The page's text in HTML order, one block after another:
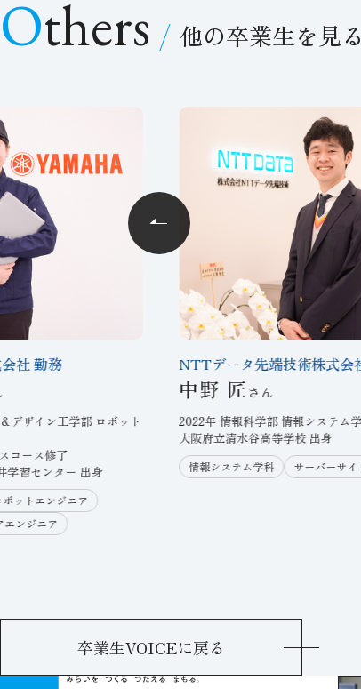
Others 他の卒業生を見る
社 勤務
デザイン工学部 ロボット
コース修了
学習センター 出身
ボットエンジニア
エンジニア
NTTデータ先端技術株式会
中野 匠
2022年 情報科学部 情報システム
大阪府立清水谷高等学校 出身
情報システム学科 サーバーサ
卒業生VOICEに戻る